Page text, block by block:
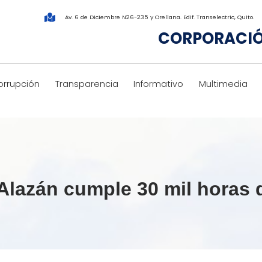
Av. 6 de Diciembre N26-235 y Orellana. Edif. Transelectric, Quito.
Transparencia Informativo Multimedia
cumple 30 mil horas